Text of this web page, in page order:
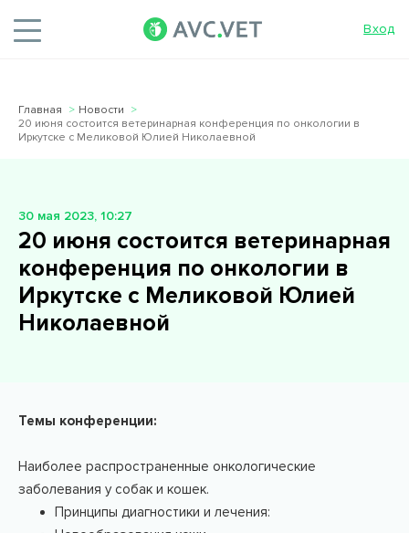
Вход
Главная
Новости
20 июня состоится ветеринарная конференция по онкологии в
Иркутске с Меликовой Юлией Николаевной
30 мая 2023, 10:27
20 июня состоится ветеринарная
конференция по онкологии в
Иркутске с Меликовой Юлией
Николаевной
Темы конференции:
Наиболее распространенные онкологические
заболевания у собак и кошек.
Принципы диагностики и лечения: